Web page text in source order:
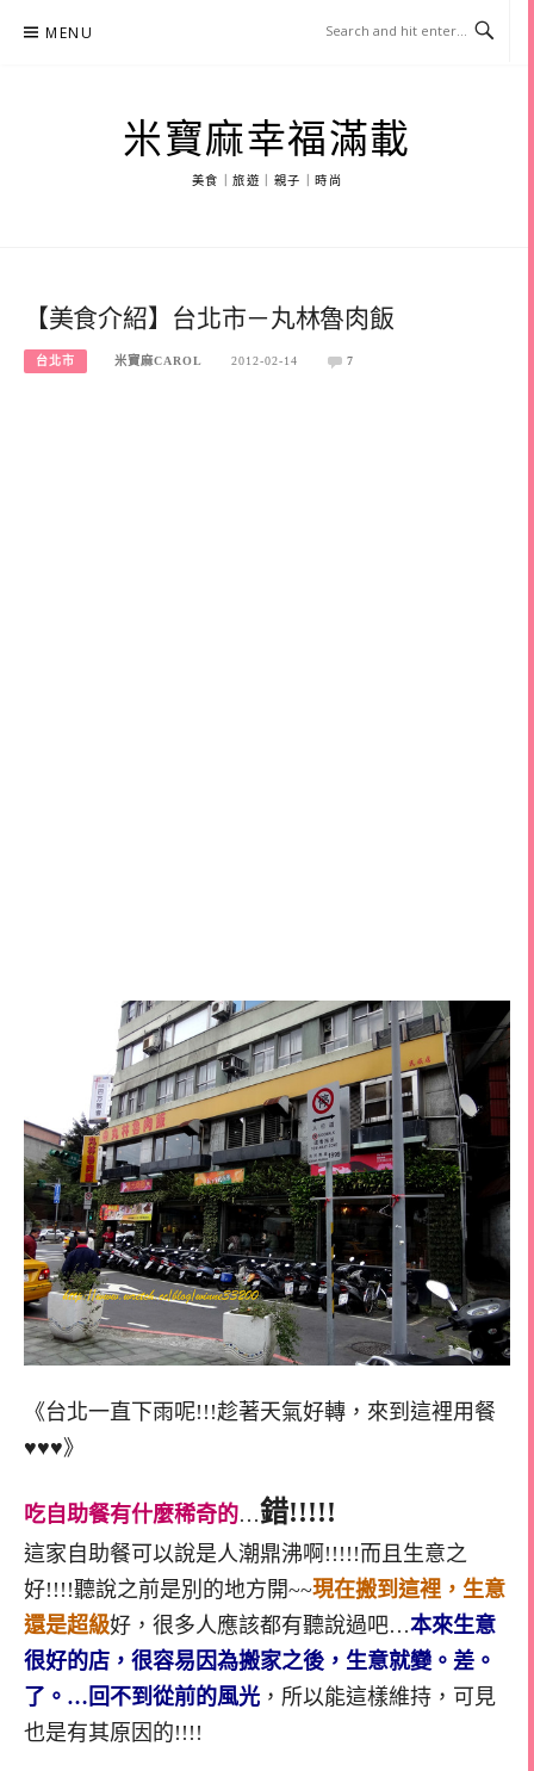
MENU
米寶麻幸福滿載
美食｜旅遊｜親子｜時尚
【美食介紹】台北市－丸林魯肉飯
台北市 米寶麻CAROL 2012-02-14 7
《台北一直下雨呢!!!趁著天氣好轉，來到這裡用餐
♥♥♥》
吃自助餐有什麼稀奇的…錯!!!!!
這家自助餐可以說是人潮鼎沸啊!!!!!而且生意之
好!!!!聽說之前是別的地方開~~現在搬到這裡，生意
還是超級好，很多人應該都有聽說過吧…本來生意
很好的店，很容易因為搬家之後，生意就變。差。
了。…回不到從前的風光 ，所以能這樣維持，可見
也是有其原因的!!!!